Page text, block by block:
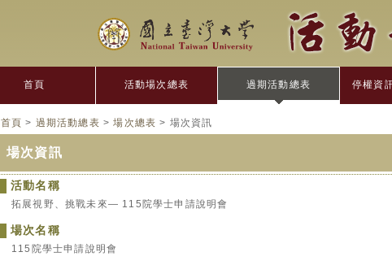
首頁 活動場次總表 過期活動總表 停權資
首頁 > 過期活動總表 >場次總表 > 場次資訊
場次資訊
活動名稱
拓展視野、挑戰未來— 115院學士申請說明會
場次名稱
115院學士申請說明會